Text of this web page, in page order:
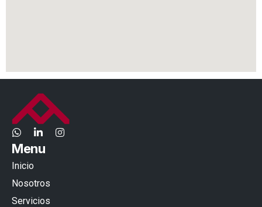
Menu
Inicio
Nosotros
Servicios